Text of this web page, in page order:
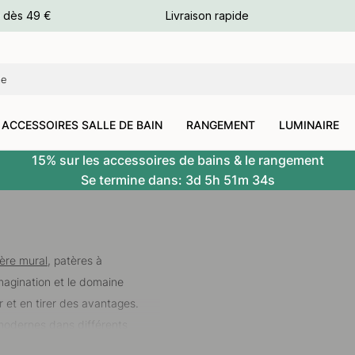
dès 49 € Livraison rapide
ACCESSOIRES SALLE DE BAIN RANGEMENT LUMINAIRE
15% sur les accessoires de bains & le rangement
Se termine dans: 3d 5h 51m 33s
mural, patères à
et le domaine
et en tirer des avantages.